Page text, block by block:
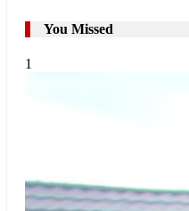
You Missed
1